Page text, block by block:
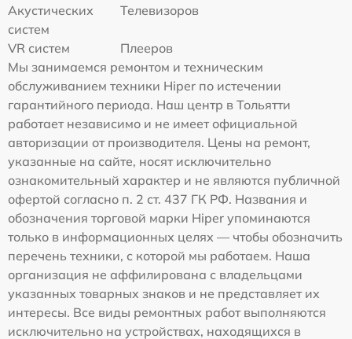
Акустических
систем
Телевизоров
VR систем
Плееров
Мы занимаемся ремонтом и техническим
обслуживанием техники Hiper по истечении
гарантийного периода. Наш центр в Тольятти
работает независимо и не имеет официальной
авторизации от производителя. Цены на ремонт,
указанные на сайте, носят исключительно
ознакомительный характер и не являются публичной
офертой согласно п. 2 ст. 437 ГК РФ. Названия и
обозначения торговой марки Hiper упоминаются
только в информационных целях — чтобы обозначить
перечень техники, с которой мы работаем. Наша
организация не аффилирована с владельцами
указанных товарных знаков и не представляет их
интересы. Все виды ремонтных работ выполняются
исключительно на устройствах, находящихся в